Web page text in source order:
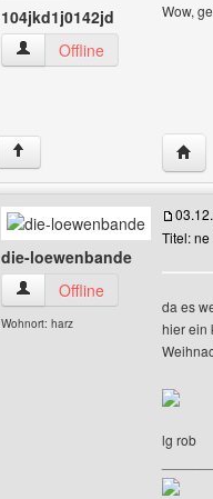
104jkd1j0142jd
104jkd1j0142jd Benutzer-
Offline
Wow,
↑
die-loewenbande
die-loewenbande Benutzer-
Offline
Wohnort: harz
Titel:
da es
hier ein
lg rob